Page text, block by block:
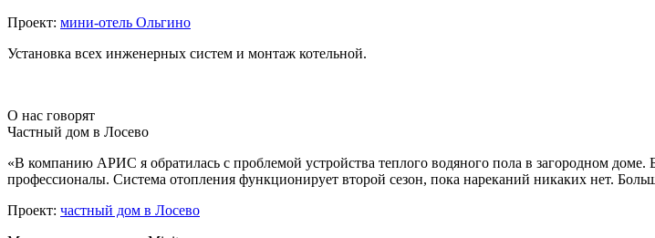
Проект: мини-отель Ольгино
Установка всех инженерных систем и монтаж котельной.
О нас говорят
Частный дом в Лосево
«В компанию АРИС я обратилась с проблемой устройства теплого водяного пола в загородном
профессионалы. Система отопления функционирует второй сезон, пока нареканий никаких нет.
Проект: частный дом в Лосево